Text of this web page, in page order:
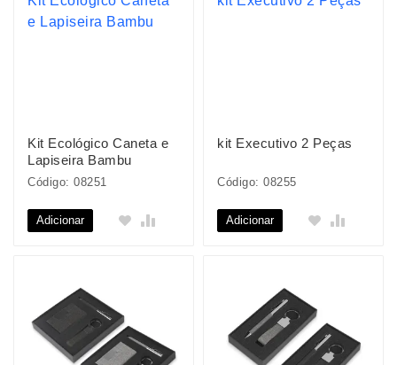
Kit Ecológico Caneta e
Lapiseira Bambu
Código: 08251
Adicionar
kit Executivo 2 Peças
Código: 08255
Adicionar